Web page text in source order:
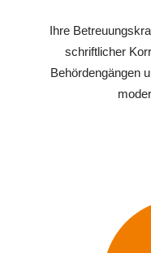
Ihre
schriftlicher
Behördengängen